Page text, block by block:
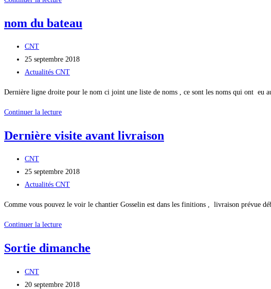
bateau
ce
weekend
nom du bateau
Auteur/autrice
de
la
CNT
Publication
publiée :
25 septembre 2018
Post
Actualités CNT
Dernière ligne droite pour le nom ci joint une liste de noms , ce sont les noms qui ont
Continuer la lecturenom
bateau
Dernière visite avant livraison
Auteur/autrice
de
la
CNT
Publication
publiée :
25 septembre 2018
Post
Actualités CNT
Comme vous pouvez le voir le chantier Gosselin est dans les finitions , livraison prévue
Continuer la lectureDernière
avant
Sortie dimanche
Auteur/autrice
de
CNT
Publication
20 septembre 2018